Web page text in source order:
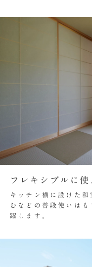
フレキシブルに使
キッチン横に設けた
むなどの普段使いは
躍します。